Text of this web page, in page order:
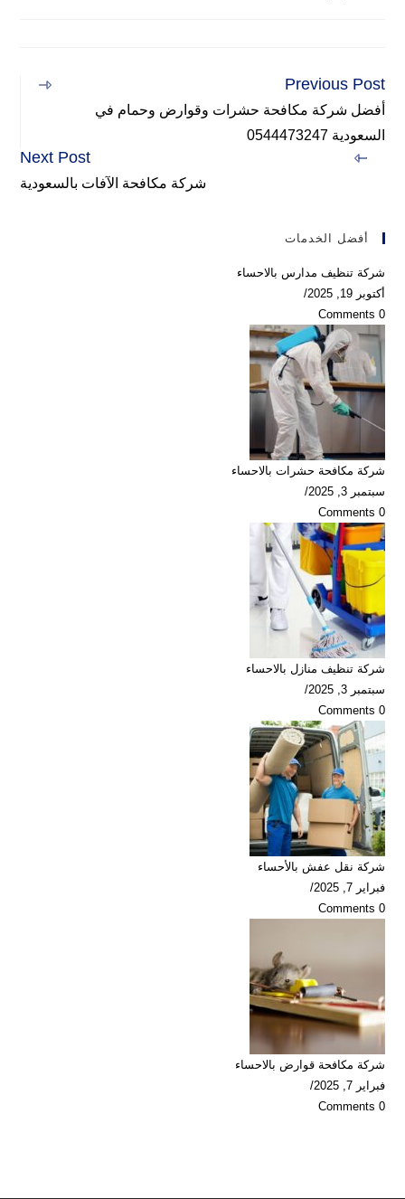
Read
more
articles
Previous Post
أفضل شركة مكافحة حشرات وقوارض وحمام في
السعودية 0544473247
Next Post
شركة مكافحة الآفات بالسعودية
أفضل الخدمات
شركة تنظيف مدارس بالاحساء
أكتوبر 19, 2025
/
0 Comments
شركة مكافحة حشرات بالاحساء
سبتمبر 3, 2025
/
0 Comments
شركة تنظيف منازل بالاحساء
سبتمبر 3, 2025
/
0 Comments
شركة نقل عفش بالأحساء
فبراير 7, 2025
/
0 Comments
شركة مكافحة قوارض بالاحساء
فبراير 7, 2025
/
0 Comments